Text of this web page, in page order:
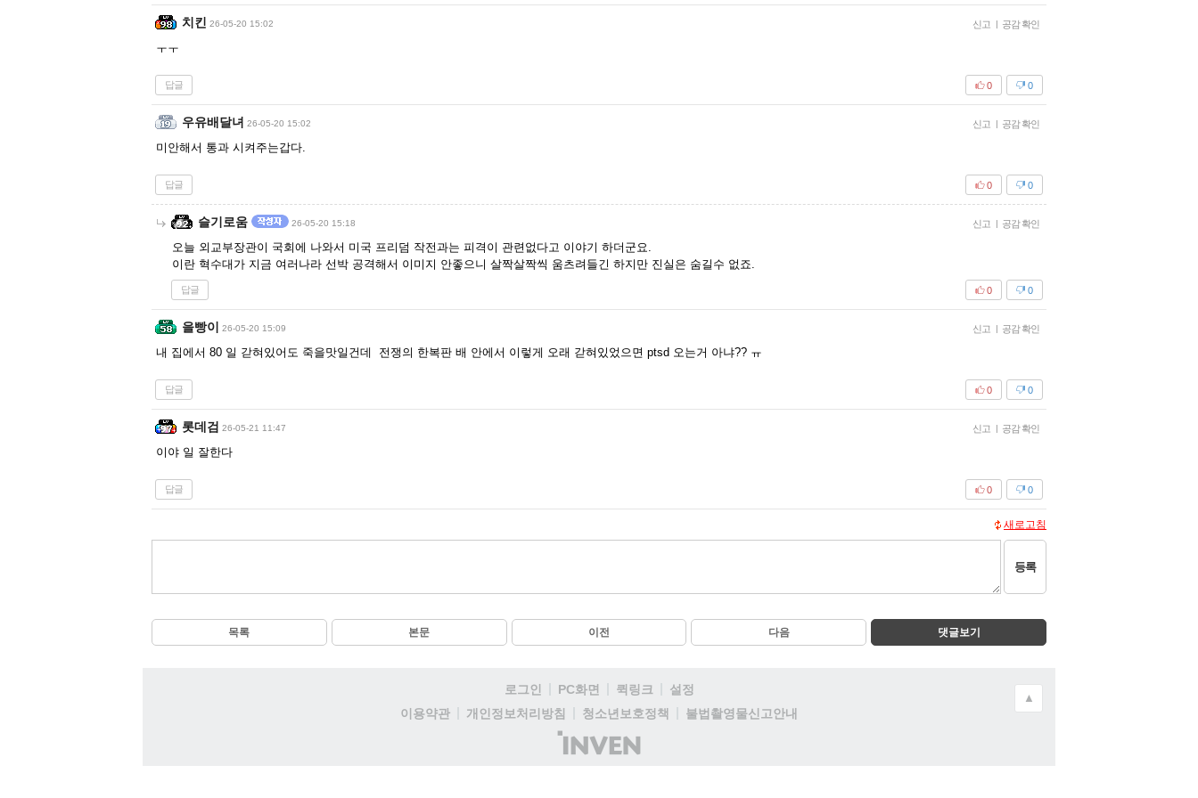
치킨 26-05-20 15:02 신고 | 공감 확인
ㅜㅜ
답글 0
0
우유배달녀 26-05-20 15:02 신고 | 공감 확인
미안해서 통과 시켜주는갑다.
답글 0
0
슬기로움 26-05-20 15:18 신고 | 공감 확인
오늘 외교부장관이 국회에 나와서 미국 프리덤 작전과는 피격이 관련없다고 이야기 하더군요.
이란 혁수대가 지금 여러나라 선박 공격해서 이미지 안좋으니 살짝살짝씩 움츠려들긴 하지만 진실은 숨길수 없죠.
답글 0
0
을빵이 26-05-20 15:09 신고 | 공감 확인
내 집에서 80 일 갇혀있어도 죽을맛일건데 전쟁의 한복판 배 안에서 이렇게 오래 갇혀있었으면 ptsd 오는거 아냐?? ㅠ
답글 0
0
롯데검 26-05-21 11:47 신고 | 공감 확인
이야 일 잘한다
답글 0
0
새로고침
등록
목록 본문 이전 다음 댓글보기
로그인 PC화면 퀵링크
설정
이용약관
개인정보처리방침 청소년보호정책
불법촬영물신고안내
(주)
인
▲